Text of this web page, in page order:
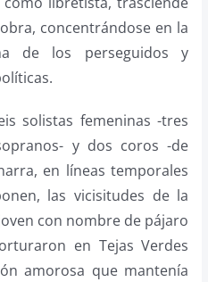
concentrándose en la
de los perseguidos y
solistas femeninas -tres
y dos coros -de
en líneas temporales
las vicisitudes de la
con nombre de pájaro
en Tejas Verdes
amorosa que mantenía